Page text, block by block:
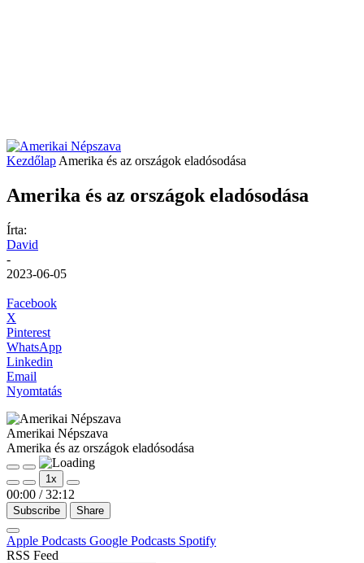
Kezdőlap Amerika és az országok eladósodása
Amerika és az országok eladósodása
Írta:
David
-
2023-06-05
Facebook
X
Pinterest
WhatsApp
Linkedin
Email
Nyomtatás
Amerikai Népszava
Amerika és az országok eladósodása
Play
Episode
Pause
Episode
1x
00:00 / 32:12
Subscribe Share
Apple Podcasts Google Podcasts Spotify
RSS Feed